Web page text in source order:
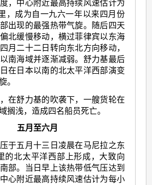
，中心附近最高持续风速估计为
，成为自一九六一年以来四月份
出现的最强热带气旋。随后四天
北缓慢移动，横过菲律宾以东海
月二十二日转向东北方向移动，
南海域并逐渐减弱。舒力基最后
在日本以南的北太平洋西部演变
。
在舒力基的吹袭下，一艘货轮在
搁浅，造成四名船员死亡。
五月至六月
于五月十三日凌晨在马尼拉之东
的北太平洋西部上形成，大致向
部。当日早上该热带低气压达到
心附近最高持续风速估计为每小